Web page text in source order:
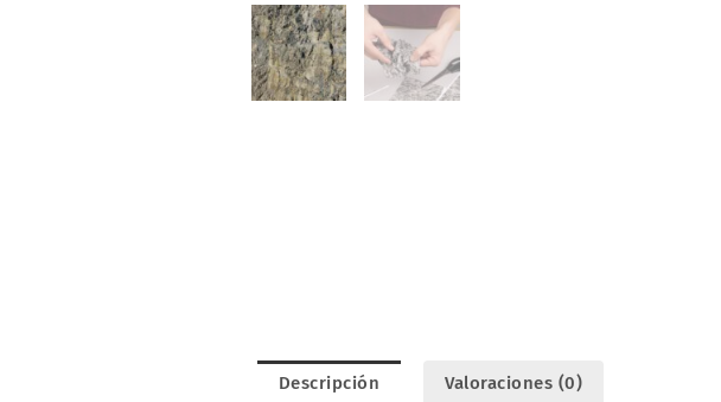
Descripción Valoraciones (0)